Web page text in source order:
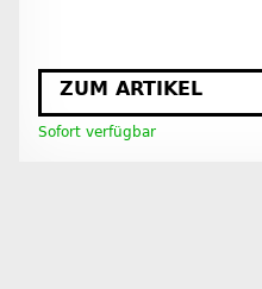
ZUM ARTIKEL
Sofort verfügbar